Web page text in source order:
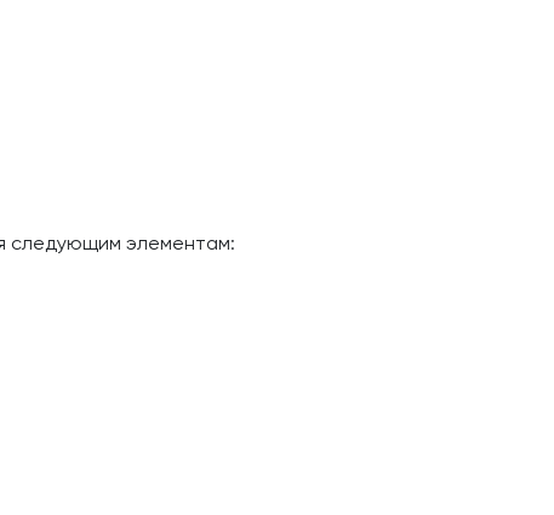
следующим элементам: